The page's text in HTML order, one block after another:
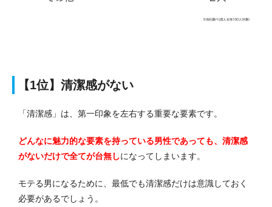
【1位】清潔感がない
「清潔感」は、第一印象を左右する重要な要素です。
どんなに魅力的な要素を持っている男性であっても、清潔感
がないだけで全てが台無しになってしまいます。
モテる男になるために、最低でも清潔感だけは意識しておく
必要があるでしょう。